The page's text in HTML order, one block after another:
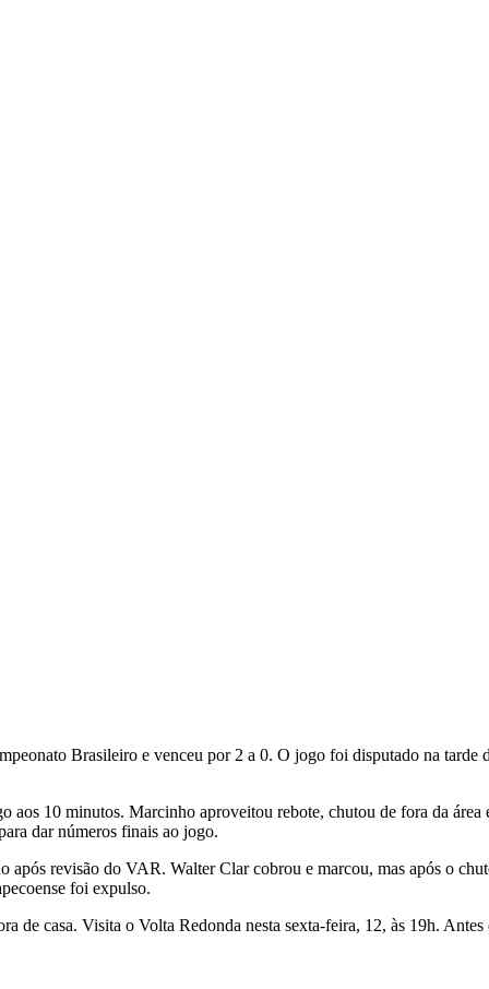
Brasileiro e venceu por 2 a 0. O jogo foi disputado na
10 minutos. Marcinho aproveitou rebote, chutou de fora da
dar números finais ao jogo.
revisão do VAR. Walter Clar cobrou e marcou, mas após o
foi expulso.
de casa. Visita o Volta Redonda nesta sexta-feira, 12, às 19h.